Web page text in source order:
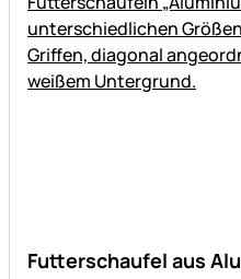
Futterschaufel aus